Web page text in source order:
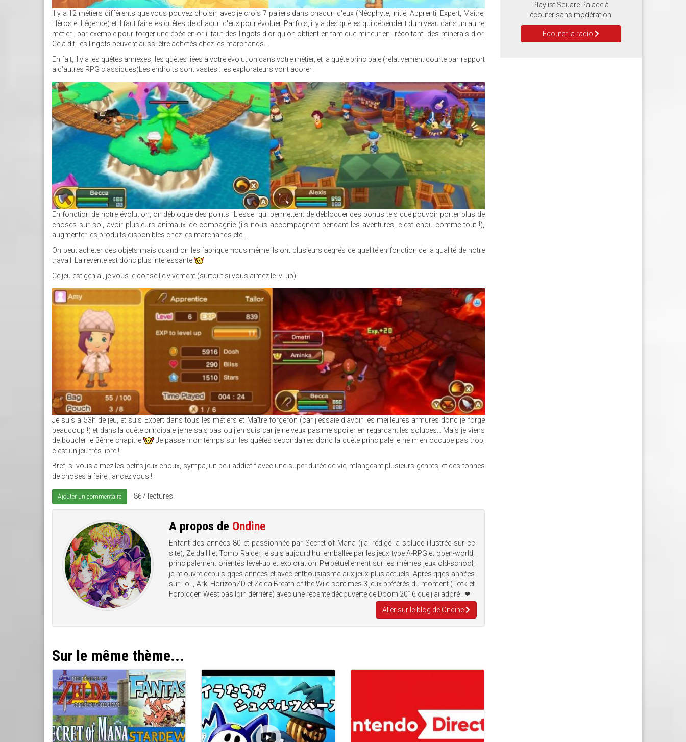
Il y a 12 métiers différents que vous pouvez choisir, avec je crois 7 paliers dans chacun d'eux (Néophyte, Initié, Apprenti, Expert, Maitre,
Héros et Légende) et il faut faire les quêtes de chacun d'eux pour évoluer. Parfois, il y a des quêtes qui dépendent du niveau dans un autre
métier ; par exemple pour forger une épée en or il faut des lingots d'or qu'on obtient en tant que mineur en "récoltant" des minerais d'or.
Cela dit, les lingots peuvent aussi être achetés chez les marchands...
En fait, il y a les quêtes annexes, les quêtes liées à votre évolution dans votre métier, et la quête principale (relativement courte par rapport
a d'autres RPG classiques)Les endroits sont vastes : les explorateurs vont adorer !
SANS_TITRE_1.JPG
En fonction de notre évolution, on débloque des points "Liesse" qui permettent de débloquer des bonus tels que pouvoir porter plus de
choses sur soi, avoir plusieurs animaux de compagnie (ils nous accompagnent pendant les aventures, c'est chou comme tout !),
augmenter les produits disponibles chez les marchands etc...
On peut acheter des objets mais quand on les fabrique nous même ils ont plusieurs degrés de qualité en fonction de la qualité de notre
travail. La revente est donc plus interessante
Ce jeu est génial, je vous le conseille vivement (surtout si vous aimez le lvl up)
SANS_TITRE_3.JPG
Je suis a 53h de jeu, et suis Expert dans tous les métiers et Maître forgeron (car j'essaie d'avoir les meilleures armures donc je forge
beaucoup !) et dans la quête principale je ne sais pas ou j'en suis car je ne veux pas me spoiler en regardant les soluces... Mais je viens
de boucler le 3ème chapitre
Je passe mon temps sur les quêtes secondaires donc la quête principale je ne m'en occupe pas trop,
c'est un jeu très libre !
Bref, si vous aimez les petits jeux choux, sympa, un peu addictif avec une super durée de vie, mlangeant plusieurs genres, et des tonnes
de choses à faire, lancez vous !
Ajouter un commentaire 867 lectures
A propos de Ondine
Enfant des années 80 et passionnée par Secret of Mana (j'ai rédigé la soluce illustrée sur ce
site), Zelda III et Tomb Raider, je suis aujourd'hui emballée par les jeux type A-RPG et open-world,
principalement orientés level-up et exploration. Perpétuellement sur les mêmes jeux old-school,
je m'ouvre depuis qqes années et avec enthousiasme aux jeux plus actuels. Apres qqes années
sur LoL, Ark, HorizonZD et Zelda Breath of the Wild sont mes 3 jeux préférés du moment (Totk et
Forbidden West pas loin derrière) avec une récente découverte de Doom 2016 que j'ai adoré ! ❤
Aller sur le blog de Ondine
Sur le même thème...
Playlist Square Palace à
écouter sans modération
Écouter la radio